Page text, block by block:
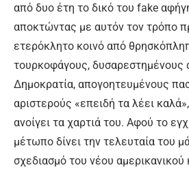
από δυο έτη το δικό του fake
αποκτώντας με αυτόν τον τρόπο
ετερόκλητο κοινό από
τουρκοφάγους, δυσαρεστημένους
Δημοκρατία, απογοητευμένους
αριστερούς «επειδή τα λέει
ανοίγει τα χαρτιά του. Αφού το
μέτωπο δίνει την τελευταία του
σχεδιασμό του νέου